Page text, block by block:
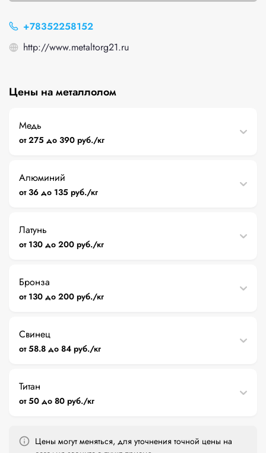
+78352258152
http://www.metaltorg21.ru
Цены на металлолом
Медь
от 275 до 390 руб./кг
Алюминий
от 36 до 135 руб./кг
Латунь
от 130 до 200 руб./кг
Бронза
от 130 до 200 руб./кг
Свинец
от 58.8 до 84 руб./кг
Титан
от 50 до 80 руб./кг
Цены могут меняться, для уточнения точной цены на